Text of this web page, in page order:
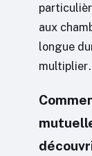
aux
longue
multiplier.